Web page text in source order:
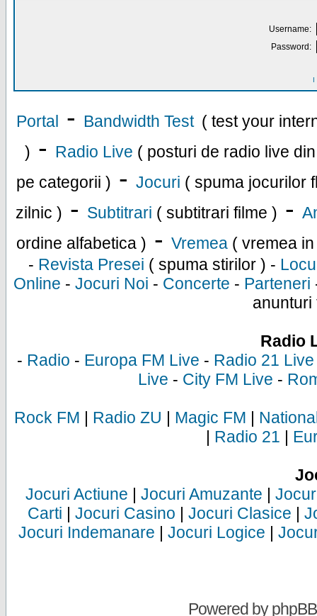
Username:
Password:
I
Portal - Bandwidth Test ( test your
) - Radio Live ( posturi de radio live
pe categorii ) - Jocuri ( spuma jocurilor
zilnic ) - Subtitrari ( subtitrari filme ) -
ordine alfabetica ) - Vremea ( vremea
- Revista Presei ( spuma stirilor ) -
Online - Jocuri Noi - Concerte - Parteneri
anunturi
Radio
- Radio - Europa FM Live - Radio 21 Live
Live - City FM Live -
Rock FM | Radio ZU | Magic FM |
| Radio 21 |
Jocuri Actiune | Jocuri Amuzante |
Carti | Jocuri Casino | Jocuri Clasice |
Jocuri Indemanare | Jocuri Logice |
Powered byphpBB